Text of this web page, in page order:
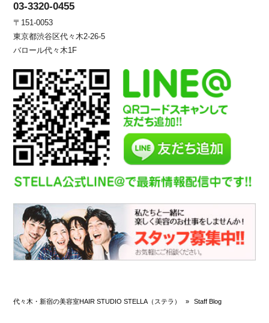
03-3320-0455
〒151-0053
東京都渋谷区代々木2-26-5
バロール代々木1F
代々木・新宿の美容室HAIR STUDIO STELLA（ステラ） » Staff Blog